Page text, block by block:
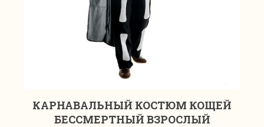
КАРНАВАЛЬНЫЙ КОСТЮМ КОЩЕЙ
БЕССМЕРТНЫЙ ВЗРОСЛЫЙ